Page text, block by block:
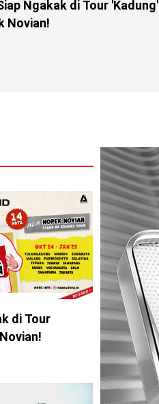
Ngakak di Tour 'Kadung'
Novian!
di Tour